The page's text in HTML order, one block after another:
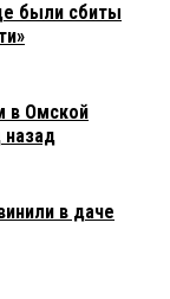
были сбиты
в Омской
назад
в даче